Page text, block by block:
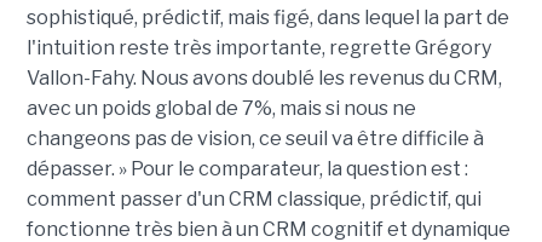
sophistiqué, prédictif, mais figé, dans lequel la part de
l'intuition reste très importante, regrette Grégory
Vallon-Fahy. Nous avons doublé les revenus du CRM,
avec un poids global de 7%, mais si nous ne
changeons pas de vision, ce seuil va être difficile à
dépasser. » Pour le comparateur, la question est :
comment passer d'un CRM classique, prédictif, qui
fonctionne très bien à un CRM cognitif et dynamique